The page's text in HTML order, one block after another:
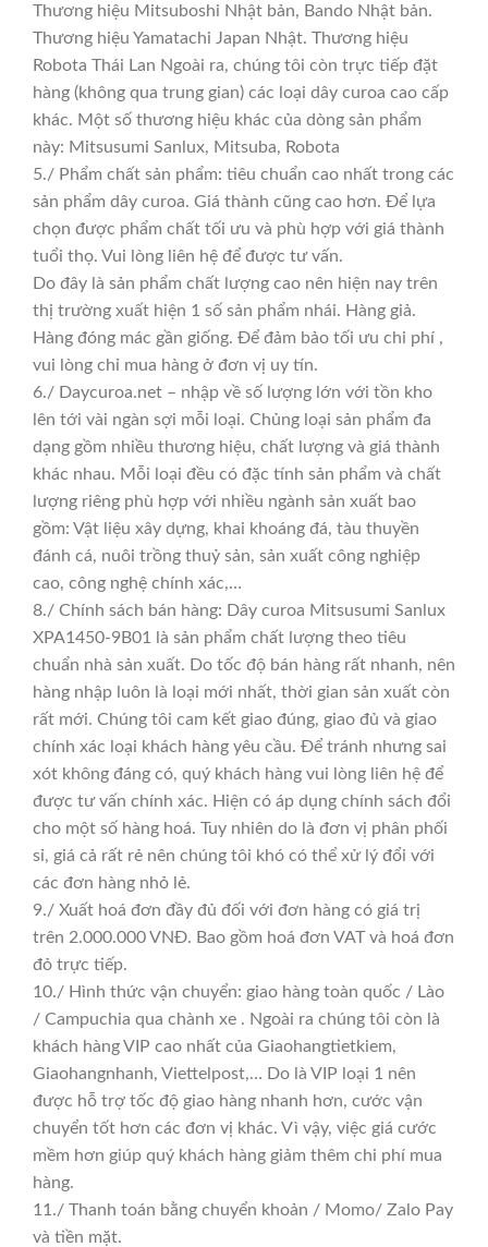
Thương hiệu Mitsuboshi Nhật bản, Bando Nhật bản.
Thương hiệu Yamatachi Japan Nhật. Thương hiệu
Robota Thái Lan Ngoài ra, chúng tôi còn trực tiếp đặt
hàng (không qua trung gian) các loại dây curoa cao cấp
khác. Một số thương hiệu khác của dòng sản phẩm
này: Mitsusumi Sanlux, Mitsuba, Robota
5./ Phẩm chất sản phẩm: tiêu chuẩn cao nhất trong các
sản phẩm dây curoa. Giá thành cũng cao hơn. Để lựa
chọn được phẩm chất tối ưu và phù hợp với giá thành
tuổi thọ. Vui lòng liên hệ để được tư vấn.
Do đây là sản phẩm chất lượng cao nên hiện nay trên
thị trường xuất hiện 1 số sản phẩm nhái. Hàng giả.
Hàng đóng mác gần giống. Để đảm bảo tối ưu chi phí ,
vui lòng chỉ mua hàng ở đơn vị uy tín.
6./ Daycuroa.net – nhập về số lượng lớn với tồn kho
lên tới vài ngàn sợi mỗi loại. Chủng loại sản phẩm đa
dạng gồm nhiều thương hiệu, chất lượng và giá thành
khác nhau. Mỗi loại đều có đặc tính sản phẩm và chất
lượng riêng phù hợp với nhiều ngành sản xuất bao
gồm: Vật liệu xây dựng, khai khoáng đá, tàu thuyền
đánh cá, nuôi trồng thuỷ sản, sản xuất công nghiệp
cao, công nghệ chính xác,…
8./ Chính sách bán hàng: Dây curoa Mitsusumi Sanlux
XPA1450-9B01 là sản phẩm chất lượng theo tiêu
chuẩn nhà sản xuất. Do tốc độ bán hàng rất nhanh, nên
hàng nhập luôn là loại mới nhất, thời gian sản xuất còn
rất mới. Chúng tôi cam kết giao đúng, giao đủ và giao
chính xác loại khách hàng yêu cầu. Để tránh nhưng sai
xót không đáng có, quý khách hàng vui lòng liên hệ để
được tư vấn chính xác. Hiện có áp dụng chính sách đổi
cho một số hàng hoá. Tuy nhiên do là đơn vị phân phối
sỉ, giá cả rất rẻ nên chúng tôi khó có thể xử lý đổi với
các đơn hàng nhỏ lẻ.
9./ Xuất hoá đơn đầy đủ đối với đơn hàng có giá trị
trên 2.000.000 VNĐ. Bao gồm hoá đơn VAT và hoá đơn
đỏ trực tiếp.
10./ Hình thức vận chuyển: giao hàng toàn quốc / Lào
/ Campuchia qua chành xe . Ngoài ra chúng tôi còn là
khách hàng VIP cao nhất của Giaohangtietkiem,
Giaohangnhanh, Viettelpost,… Do là VIP loại 1 nên
được hỗ trợ tốc độ giao hàng nhanh hơn, cước vận
chuyển tốt hơn các đơn vị khác. Vì vậy, việc giá cước
mềm hơn giúp quý khách hàng giảm thêm chi phí mua
hàng.
11./ Thanh toán bằng chuyển khoản / Momo/ Zalo Pay
và tiền mặt.